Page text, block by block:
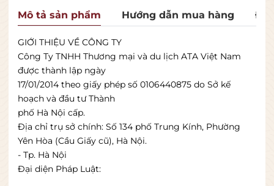
Mô tả sản phẩm Hướng dẫn mua hàng
GIỚI THIỆU VỀ CÔNG TY
Công Ty TNHH Thương mại và du lịch ATA Việt Nam
được thành lập ngày
17/01/2014 theo giấy phép số 0106440875 do Sở kế
hoạch và đầu tư Thành
phố Hà Nội cấp.
Ðịa chỉ trụ sở chính: Số 134 phố Trung Kính, Phường
Yên Hòa (Cầu Giấy cũ), Hà Nội.
- Tp. Hà Nội
Ðại diện Pháp Luật: